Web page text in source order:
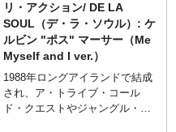
ブ・コールド・クエストに続き
待望のリ・アクションフィギュ
ア化！サンプリングに革命をも
たらしたとも言われる1989年の
ファーストアルバム「3 Feet
High and Rising」からのシング
ルカットで、ファンカデリック
リ・アクション/ DE LA
SOUL（デ・ラ・ソウル）: ケ
ルビン "ポス" マーサー（Me
Myself and I ver.）
1988年ロングアイランドで結成
され、ア・トライブ・コール
ド・クエストやジャングル・ブ